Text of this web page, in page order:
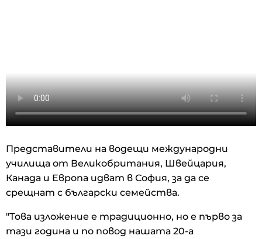
Представители на водещи международни
училища от Великобритания, Швейцария,
Канада и Европа идват в София, за да се
срещнат с български семейства.
"Това изложение е традиционно, но е първо за
тази година и по повод нашата 20-а